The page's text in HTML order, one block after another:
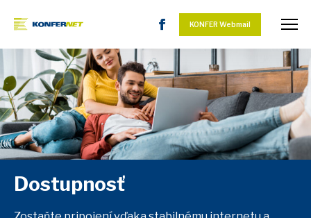
KONFER Webmail
Dostupnosť